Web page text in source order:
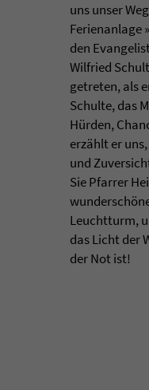
uns unser
Ferienanlage
den
Wilfried
getreten, als
Schulte, das
Hürden,
erzählt er
und
Sie Pfarrer
Leuchtturm,
das Licht der
der Not ist!